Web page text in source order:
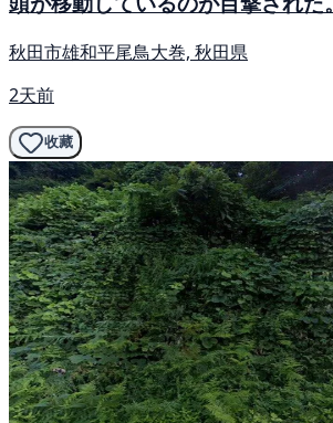
秋田市雄和平尾鳥大巻, 秋田県
2天前
收藏